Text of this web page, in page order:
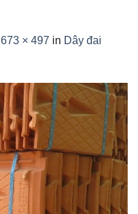
673 × 497 in Dây đai